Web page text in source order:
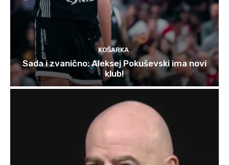
KOŠARKA
Sada i zvanično: Aleksej Pokuševski ima novi
klub!